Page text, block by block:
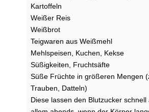
Kartoffeln
Weißer Reis
Weißbrot
Teigwaren aus Weißmehl
Mehlspeisen, Kuchen, Kekse
Süßigkeiten, Fruchtsäfte
Süße Früchte in größeren Mengen
Trauben, Datteln)
Diese lassen den Blutzucker
r
l
a
b
t
o
d
e
r